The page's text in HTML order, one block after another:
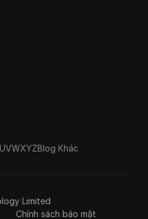
UVWXYZBlog Khác
Limited
Chính sách bảo mật